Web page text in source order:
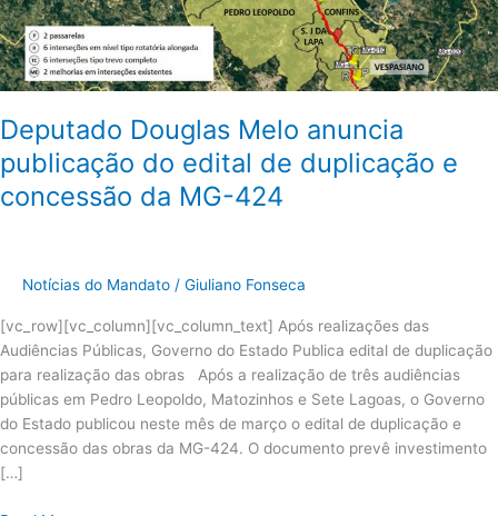
Deputado Douglas Melo anuncia
publicação do edital de duplicação e
concessão da MG-424
Notícias do Mandato / Giuliano Fonseca
[vc_row][vc_column][vc_column_text] Após realizações das
Audiências Públicas, Governo do Estado Publica edital de duplicação
para realização das obras Após a realização de três audiências
públicas em Pedro Leopoldo, Matozinhos e Sete Lagoas, o Governo
do Estado publicou neste mês de março o edital de duplicação e
concessão das obras da MG-424. O documento prevê investimento
[…]
de
duplicação
e
da
424